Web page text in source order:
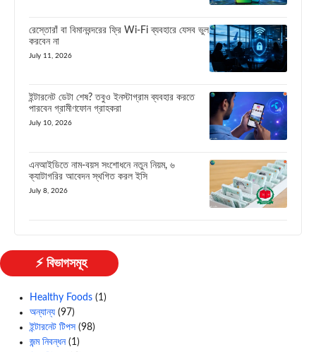
রেস্তোরাঁ বা বিমানবন্দরের ফ্রি Wi-Fi ব্যবহারে যেসব ভুল
করবেন না
July 11, 2026
ইন্টারনেট ডেটা শেষ? তবুও ইনস্টাগ্রাম ব্যবহার করতে
পারবেন গ্রামীণফোন গ্রাহকরা
July 10, 2026
এনআইডিতে নাম-বয়স সংশোধনে নতুন নিয়ম, ৬
ক্যাটাগরির আবেদন স্থগিত করল ইসি
July 8, 2026
⚡ বিভাগসমূহ
Healthy Foods (1)
অন্যান্য (97)
ইন্টারনেট টিপস (98)
জন্ম নিবন্ধন(1)